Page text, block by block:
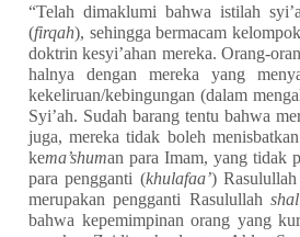
“Telah dimaklumi bahwa istilah
(firqah), sehingga bermacam
doktrin kesyi’ahan mereka. Orang-
halnya dengan mereka yang
kekeliruan/kebingungan (dalam
Syi’ah. Sudah barang tentu bahwa
juga, mereka tidak boleh
kema’shuman para Imam, yang tidak
para pengganti (khulafaa’) Rasulullah
merupakan pengganti Rasulullah
bahwa kepemimpinan orang yang